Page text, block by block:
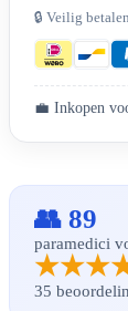
🔒 Veilig betalen
💼 Inkopen
👥 89
paramedici
35